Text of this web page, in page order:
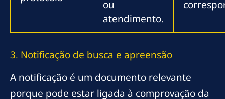
ou
atendimento.
3. Notificação de busca e apreensão
A notificação é um documento relevante
porque pode estar ligada à comprovação da